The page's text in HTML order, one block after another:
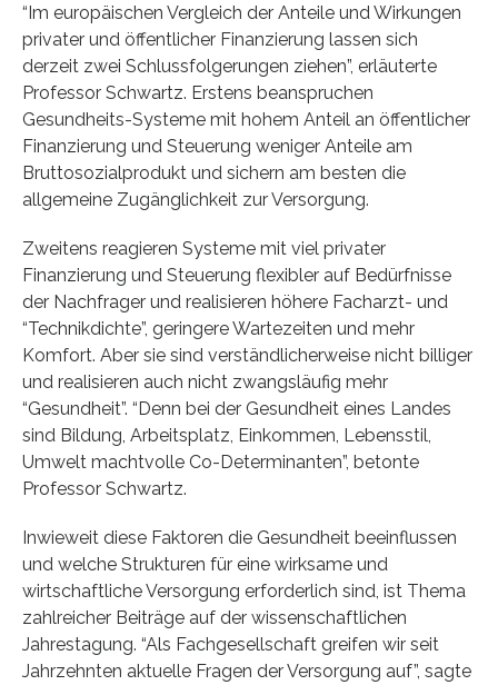
“Im europäischen Vergleich der Anteile und Wirkungen
privater und öffentlicher Finanzierung lassen sich
derzeit zwei Schlussfolgerungen ziehen”, erläuterte
Professor Schwartz. Erstens beanspruchen
Gesundheits-Systeme mit hohem Anteil an öffentlicher
Finanzierung und Steuerung weniger Anteile am
Bruttosozialprodukt und sichern am besten die
allgemeine Zugänglichkeit zur Versorgung.
Zweitens reagieren Systeme mit viel privater
Finanzierung und Steuerung flexibler auf Bedürfnisse
der Nachfrager und realisieren höhere Facharzt- und
“Technikdichte”, geringere Wartezeiten und mehr
Komfort. Aber sie sind verständlicherweise nicht billiger
und realisieren auch nicht zwangsläufig mehr
“Gesundheit”. “Denn bei der Gesundheit eines Landes
sind Bildung, Arbeitsplatz, Einkommen, Lebensstil,
Umwelt machtvolle Co-Determinanten”, betonte
Professor Schwartz.
Inwieweit diese Faktoren die Gesundheit beeinflussen
und welche Strukturen für eine wirksame und
wirtschaftliche Versorgung erforderlich sind, ist Thema
zahlreicher Beiträge auf der wissenschaftlichen
Jahrestagung. “Als Fachgesellschaft greifen wir seit
Jahrzehnten aktuelle Fragen der Versorgung auf”, sagte